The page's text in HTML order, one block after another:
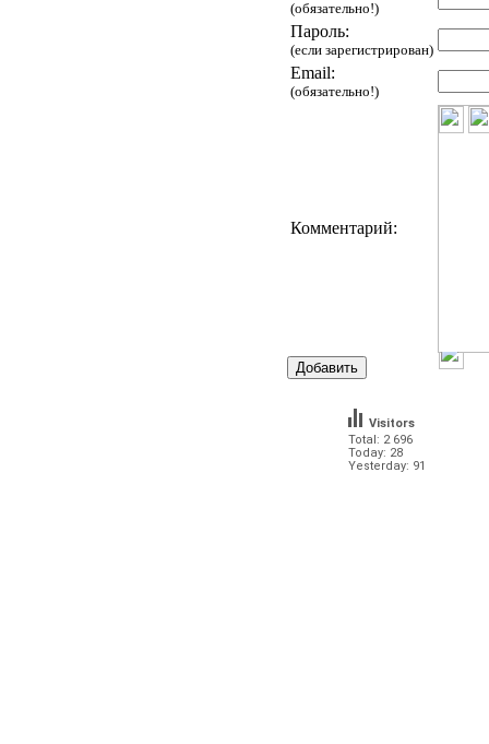
(обязательно!)
Пароль:
(если зарегистрирован)
Email:
(обязательно!)
Комментарий:
Total: 2 696
Today: 28
Yesterday: 91
Visitors